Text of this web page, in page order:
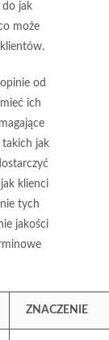
do jak
może
.
od
ich
jak
klienci
tych
jakości
ZNACZENIE